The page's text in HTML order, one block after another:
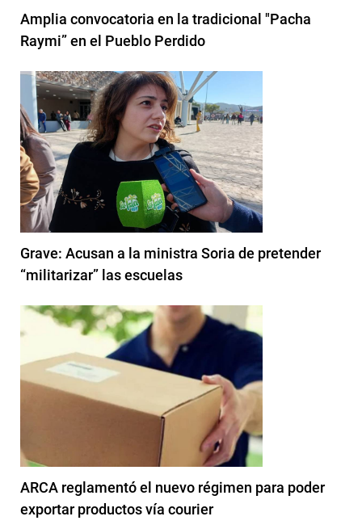
Amplia convocatoria en la tradicional "Pacha
Raymi” en el Pueblo Perdido
Grave: Acusan a la ministra Soria de pretender
“militarizar” las escuelas
ARCA reglamentó el nuevo régimen para poder
exportar productos vía courier